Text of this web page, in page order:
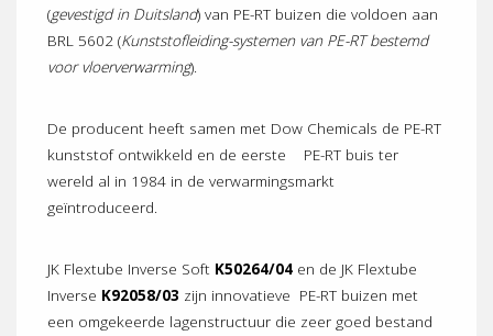
(gevestigd in Duitsland) van PE-RT buizen die voldoen aan
BRL 5602 (Kunststofleiding-systemen van PE-RT bestemd
voor vloerverwarming).
De producent heeft samen met Dow Chemicals de PE-RT
kunststof ontwikkeld en de eerste PE-RT buis ter
wereld al in 1984 in de verwarmingsmarkt
geïntroduceerd.
JK Flextube Inverse Soft K50264/04 en de JK Flextube
Inverse K92058/03 zijn innovatieve PE-RT buizen met
een omgekeerde lagenstructuur die zeer goed bestand